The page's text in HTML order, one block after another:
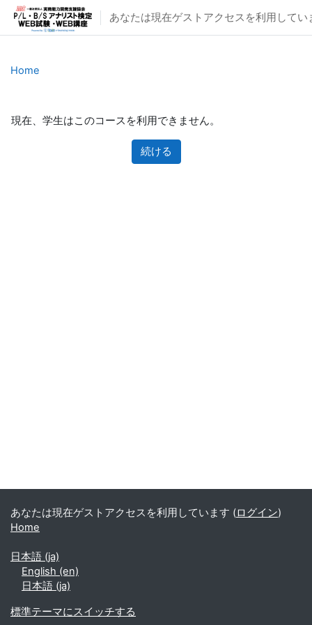
メインコンテンツへスキップする
あなたは現在ゲストアクセスを利用してい
Home
現在、学生はこのコースを利用できません。
続ける
あなたは現在ゲストアクセスを利用しています (ログイン)
Home
日本語 ‎(ja)‎
English ‎(en)‎
日本語 ‎(ja)‎
標準テーマにスイッチする